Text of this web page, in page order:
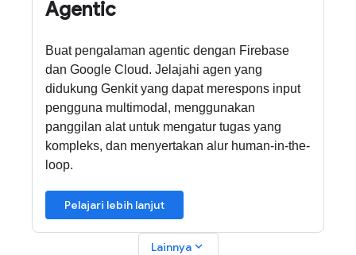
Agentic
Buat pengalaman agentic dengan Firebase
dan Google Cloud. Jelajahi agen yang
didukung Genkit yang dapat merespons input
pengguna multimodal, menggunakan
panggilan alat untuk mengatur tugas yang
kompleks, dan menyertakan alur human-in-the-
loop.
Pelajari lebih lanjut
Lainnyaexpand_more